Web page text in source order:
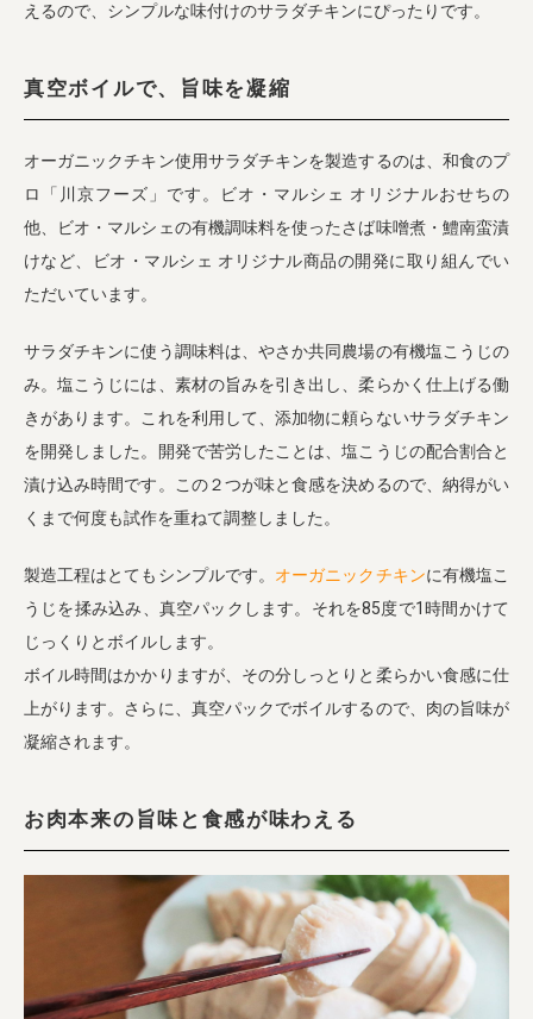
えるので、シンプルな味付けのサラダチキンにぴったりです。
真空ボイルで、旨味を凝縮
オーガニックチキン使用サラダチキンを製造するのは、和食のプ
ロ「川京フーズ」です。ビオ・マルシェ オリジナルおせちの
他、ビオ・マルシェの有機調味料を使ったさば味噌煮・鱧南蛮漬
けなど、ビオ・マルシェ オリジナル商品の開発に取り組んでい
ただいています。
サラダチキンに使う調味料は、やさか共同農場の有機塩こうじの
み。塩こうじには、素材の旨みを引き出し、柔らかく仕上げる働
きがあります。これを利用して、添加物に頼らないサラダチキン
を開発しました。開発で苦労したことは、塩こうじの配合割合と
漬け込み時間です。この２つが味と食感を決めるので、納得がい
くまで何度も試作を重ねて調整しました。
製造工程はとてもシンプルです。 オーガニックチキンに有機塩こ
うじを揉み込み、真空パックします。それを85度で1時間かけて
じっくりとボイルします。
ボイル時間はかかりますが、その分しっとりと柔らかい食感に仕
上がります。さらに、真空パックでボイルするので、肉の旨味が
凝縮されます。
お肉本来の旨味と食感が味わえる